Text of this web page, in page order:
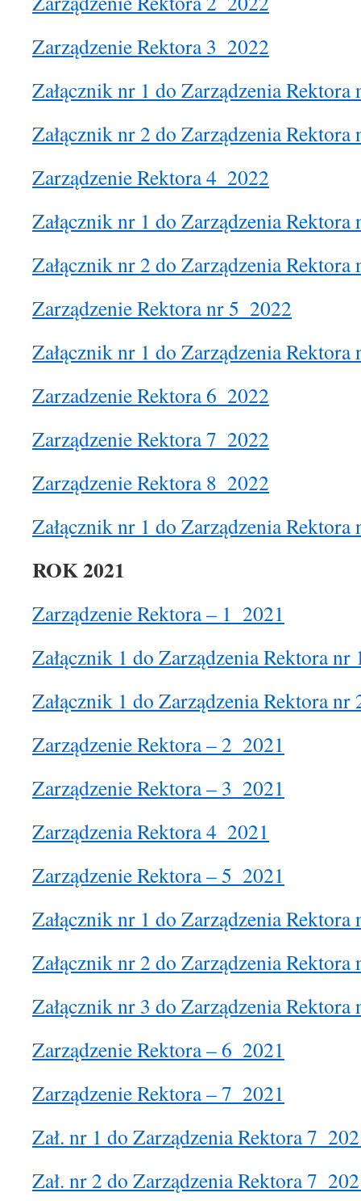
Zarządzenie Rektora 3_2022
Załącznik nr 1 do Zarządzenia Rektora
Załącznik nr 2 do Zarządzenia Rektora
Zarządzenie Rektora 4_2022
Załącznik nr 1 do Zarządzenia Rektora
Załącznik nr 2 do Zarządzenia Rektora
Zarządzenie Rektora nr 5_2022
Załącznik nr 1 do Zarządzenia Rektora
Zarzadzenie Rektora 6_2022
Zarządzenie Rektora 7_2022
Zarządzenie Rektora 8_2022
Załącznik nr 1 do Zarządzenia Rektora
ROK 2021
Zarządzenie Rektora – 1_2021
Załącznik 1 do Zarządzenia Rektora nr
Załącznik 1 do Zarządzenia Rektora nr
Zarządzenie Rektora – 2_2021
Zarządzenie Rektora – 3_2021
Zarządzenia Rektora 4_2021
Zarządzenie Rektora – 5_2021
Załącznik nr 1 do Zarządzenia Rektora
Załącznik nr 2 do Zarządzenia Rektora
Załącznik nr 3 do Zarządzenia Rektora
Zarządzenie Rektora – 6_2021
Zarządzenie Rektora – 7_2021
Zał. nr 1 do Zarządzenia Rektora
Zał. nr 2 do Zarządzenia Rektora